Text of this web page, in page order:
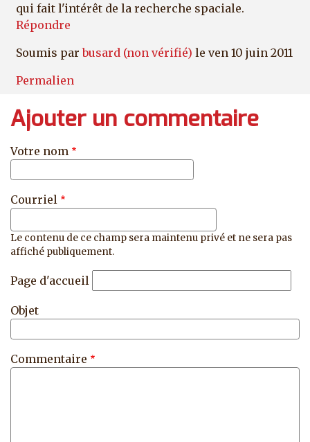
qui fait l'intérêt de la recherche spaciale.
Répondre
Soumis parbusard (non vérifié) le ven 10 juin 2011
Permalien
Ajouter un commentaire
Votre nom
Courriel
Le contenu de ce champ sera maintenu privé et ne sera pas
affiché publiquement.
Page d'accueil
Objet
Commentaire